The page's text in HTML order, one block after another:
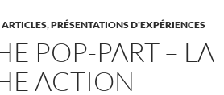
,PRÉSENTATIONS D'EXPÉRIENCES
POP-PART – LA
ACTION